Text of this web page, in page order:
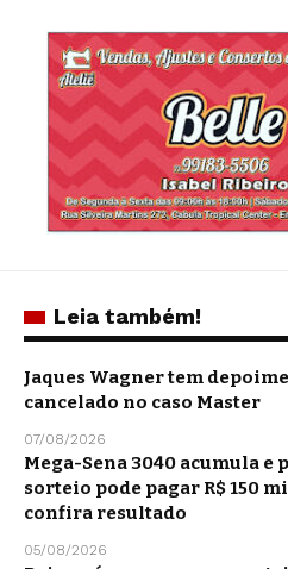
Leia também!
Jaques Wagner tem
cancelado no caso Master
07/08/2026
Mega-Sena 3040 acumula e
sorteio pode pagar R$ 150
confira resultado
05/08/2026